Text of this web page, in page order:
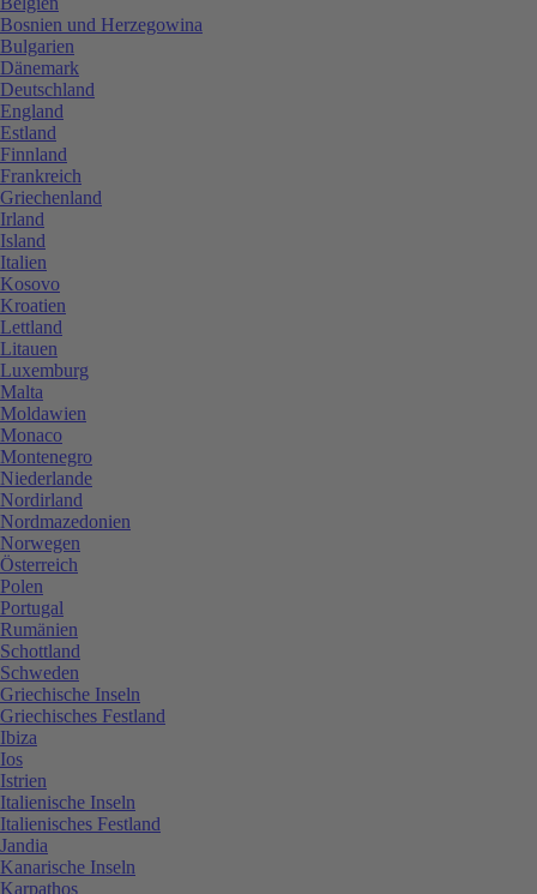
Bosnien und Herzegowina
Bulgarien
Dänemark
Deutschland
England
Estland
Finnland
Frankreich
Griechenland
Irland
Island
Italien
Kosovo
Kroatien
Lettland
Litauen
Luxemburg
Malta
Moldawien
Monaco
Montenegro
Niederlande
Nordirland
Nordmazedonien
Norwegen
Österreich
Polen
Portugal
Rumänien
Schottland
Schweden
Griechische Inseln
Griechisches Festland
Ibiza
Ios
Istrien
Italienische Inseln
Italienisches Festland
Jandia
Kanarische Inseln
Karpathos